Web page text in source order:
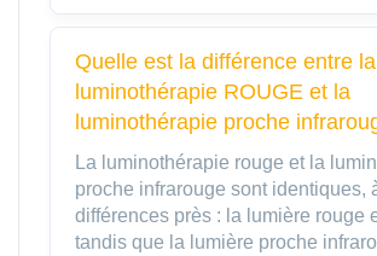
Quelle est la différence entre la
luminothérapie ROUGE et la
luminothérapie proche
La luminothérapie rouge et la
proche infrarouge sont identiques,
différences près : la lumière rouge
tandis que la lumière proche